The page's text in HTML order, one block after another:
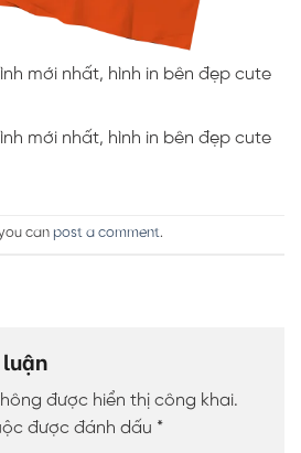
mới nhất, hình in bên đẹp cute
mới nhất, hình in bên đẹp cute
can post a comment.
được hiển thị công khai.
được đánh dấu *